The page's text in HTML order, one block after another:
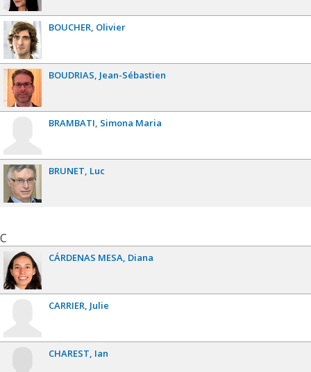
BOUCHER Olivier
BOUDRIAS Jean-Sébastien
BRAMBATI Simona Maria
BRUNET Luc
C
CÁRDENAS MESA Diana
CARRIER Julie
CHAREST Ian